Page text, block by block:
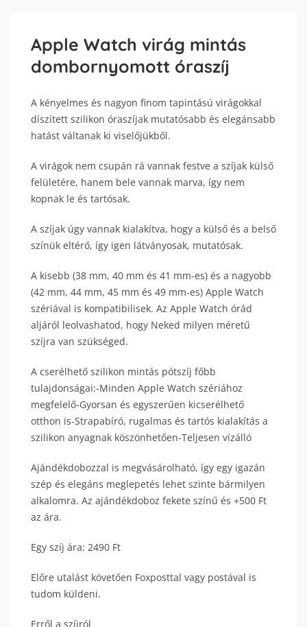
Apple Watch virág mintás
dombornyomott óraszíj
A kényelmes és nagyon finom tapintású virágokkal
díszített szilikon óraszíjak mutatósabb és elegánsabb
hatást váltanak ki viselőjükből.
A virágok nem csupán rá vannak festve a szíjak külső
felületére, hanem bele vannak marva, így nem
kopnak le és tartósak.
A szíjak úgy vannak kialakítva, hogy a külső és a belső
színük eltérő, így igen látványosak, mutatósak.
A kisebb (38 mm, 40 mm és 41 mm-es) és a nagyobb
(42 mm, 44 mm, 45 mm és 49 mm-es) Apple Watch
szériával is kompatibilisek. Az Apple Watch órád
aljáról leolvashatod, hogy Neked milyen méretű
szíjra van szükséged.
A cserélhető szilikon mintás pótszíj főbb
tulajdonságai:-Minden Apple Watch szériához
megfelelő-Gyorsan és egyszerűen kicserélhető
otthon is-Strapabíró, rugalmas és tartós kialakítás a
szilikon anyagnak köszönhetően-Teljesen vízálló
Ajándékdobozzal is megvásárolható, így egy igazán
szép és elegáns meglepetés lehet szinte bármilyen
alkalomra. Az ajándékdoboz fekete színű és +500 Ft
az ára.
Egy szíj ára: 2490 Ft
Előre utalást követően Foxposttal vagy postával is
tudom küldeni.
Erről a szíjról